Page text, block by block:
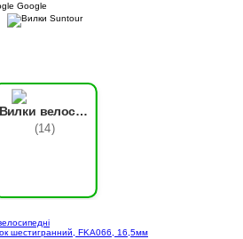
Google
Вилки велосипедні
(14)